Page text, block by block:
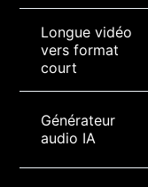
Longue vidéo
vers format
court
Générateur
audio IA